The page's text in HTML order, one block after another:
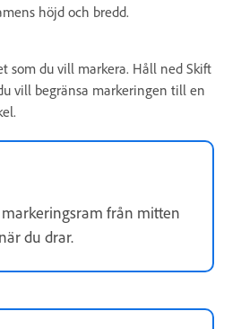
höjd och bredd.
som du vill markera. Håll ned Skift
vill begränsa markeringen till en
från mitten
du drar.